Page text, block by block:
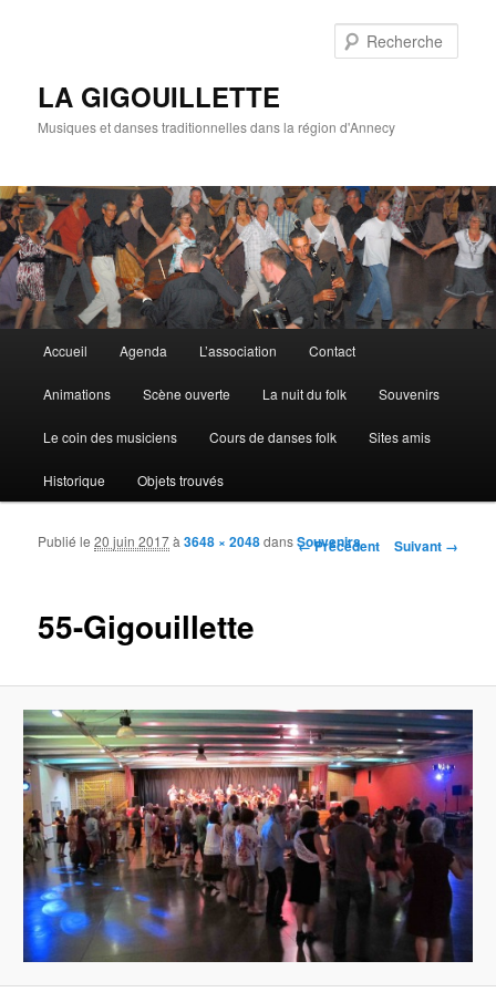
LA GIGOUILLETTE
Musiques et danses traditionnelles dans la région d'Annecy
Aller au contenu principal
Aller au contenu secondaire
Accueil Agenda L’association Contact
Animations Scène ouverte La nuit du folk Souvenirs
Le coin des musiciens Cours de danses folk Sites amis
Historique Objets trouvés
Navigation des images
← Précédent Suivant →
55-Gigouillette
Publié le20 juin 2017à3648 × 2048dansSouvenirs